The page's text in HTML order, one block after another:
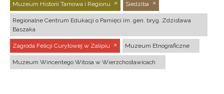
Muzeum Historii Tarnowa i Regionu Siedziba
Regionalne Centrum Edukacji o Pamięci im. gen. bryg. Zdzisława
Baszaka
Zagroda Felicji Curyłowej w Zalipiu Muzeum Etnograficzne
Muzeum Wincentego Witosa w Wierzchosławicach